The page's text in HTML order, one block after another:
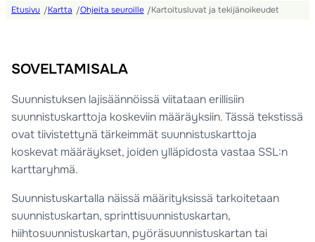
Etusivu /Kartta /Ohjeita seuroille /Kartoitusluvat ja tekijänoikeudet
SOVELTAMISALA
Suunnistuksen lajisäännöissä viitataan erillisiin
suunnistuskarttoja koskeviin määräyksiin. Tässä tekstissä
ovat tiivistettynä tärkeimmät suunnistuskarttoja
koskevat määräykset, joiden ylläpidosta vastaa SSL:n
karttaryhmä.
Suunnistuskartalla näissä määrityksissä tarkoitetaan
suunnistuskartan, sprinttisuunnistuskartan,
hiihtosuunnistuskartan, pyöräsuunnistuskartan tai